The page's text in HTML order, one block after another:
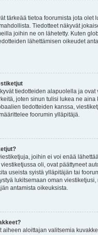
tärkeää tietoa foorumista jota olet
Tiedotteet näkyvät
joihin ne on lähetetty. Kuten
lähettämisen oikeudet
tiedotteiden alapuolella ja ovat
joten sinun tulisi lukea ne aina
tiedotteiden kanssa,
foorumin ylläpitäjä.
joihin ei voi enää
oli, ovat päättyneet
useista syistä ylläpitäjän tai
lukitsemaan oman viestiketjusi,
antamista oikeuksista.
aiheen aloittajan valitsemia